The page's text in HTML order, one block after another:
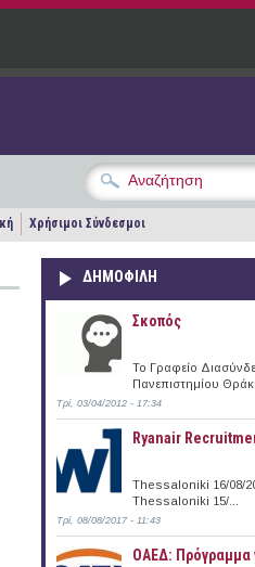
Χρήσιμοι Σύνδεσμοι
στο Δήμο Μήλου
ΔΗΜΟΦΙΛΗ
Σκοπός
Το Γραφείο
Πανεπιστημίου
Τρί, 03/04/2012 - 17:34
Ryanair
Thessaloniki 16/08/
Thessaloniki 15/...
Τρί, 08/08/2017 - 11:43
ΟΑΕΔ: Πρόγραμμα